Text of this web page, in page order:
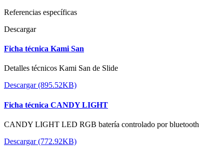
Referencias específicas
Descargar
Ficha técnica Kami San
Detalles técnicos Kami San de Slide
Descargar (895.52KB)
Ficha técnica CANDY LIGHT
CANDY LIGHT LED RGB batería controlado por bluetooth
Descargar (772.92KB)